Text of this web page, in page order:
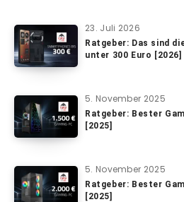
23. Juli 2026
Ratgeber: Das sind
unter 300 Euro [2026]
5. November 2025
Ratgeber: Bester
[2025]
5. November 2025
Ratgeber: Bester
[2025]